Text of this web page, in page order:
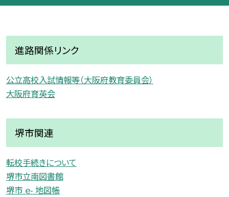
進路関係リンク
公立高校入試情報等（大阪府教育委員会）
大阪府育英会
堺市関連
転校手続きについて
堺市立南図書館
堺市 ｅ- 地図帳